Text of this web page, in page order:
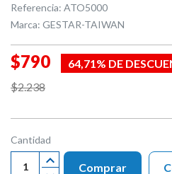
Referencia: ATO5000
Marca: GESTAR-TAIWAN
$790
64,71% DE
$2.238
Cantidad
Comprar